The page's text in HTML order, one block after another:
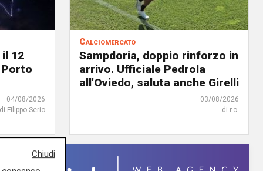
12
04/08/2026
di Filippo Serio
Calciomercato
Sampdoria, doppio rinforzo in
arrivo. Ufficiale Pedrola
all'Oviedo, saluta anche Girelli
03/08/2026
di r.c.
Chiudi